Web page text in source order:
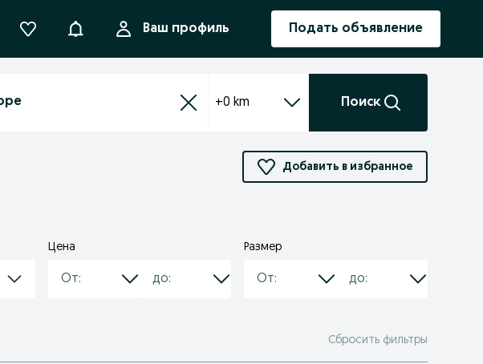
УведомленияВаш профиль Подать объявление
+0 km Поиск
Добавить в избранное
Цена Размер
Сбросить фильтры